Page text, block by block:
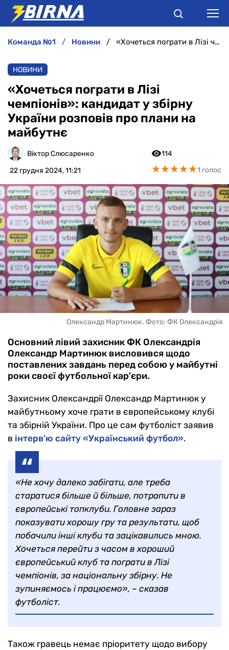
АНАЛІТИКА
ІНТЕРВ'Ю
РІЗНЕ
БУКМЕКЕРИ
команда №1 новини «Хочеться пограти в Лізі чемпіонів»: кандидат у збірну України розповів про плани на майбутнє
НОВИНИ
«Хочеться пограти в Лізі
чемпіонів»: кандидат у збірну
України розповів про плани на
майбутнє
Віктор Слюсаренко
22 грудня 2024, 11:21
114
★★★★★
★★★★★1 голос
Олександр Мартинюк. Фото: ФК Олександрія
Основний лівий захисник ФК Олександрія
Олександр Мартинюк висловився щодо
поставлених завдань перед собою у майбутні
роки своєї футбольної кар'єри.
Захисник Олександрії Олександр Мартинюк у
майбутньому хоче грати в європейському клубі
та збірній України. Про це сам футболіст заявив
в інтерв’ю сайту «Український футбол».
«Не хочу далеко забігати, але треба
старатися більше й більше, потрапити в
європейські топклуби. Головне зараз
показувати хорошу гру та результати, щоб
побачили інші клуби та зацікавились мною.
Хочеться перейти з часом в хороший
європейський клуб та пограти в Лізі
чемпіонів, за національну збірну. Не
зупиняємось і працюємо», – сказав
футболіст.
Також гравець немає пріоритету щодо вибору